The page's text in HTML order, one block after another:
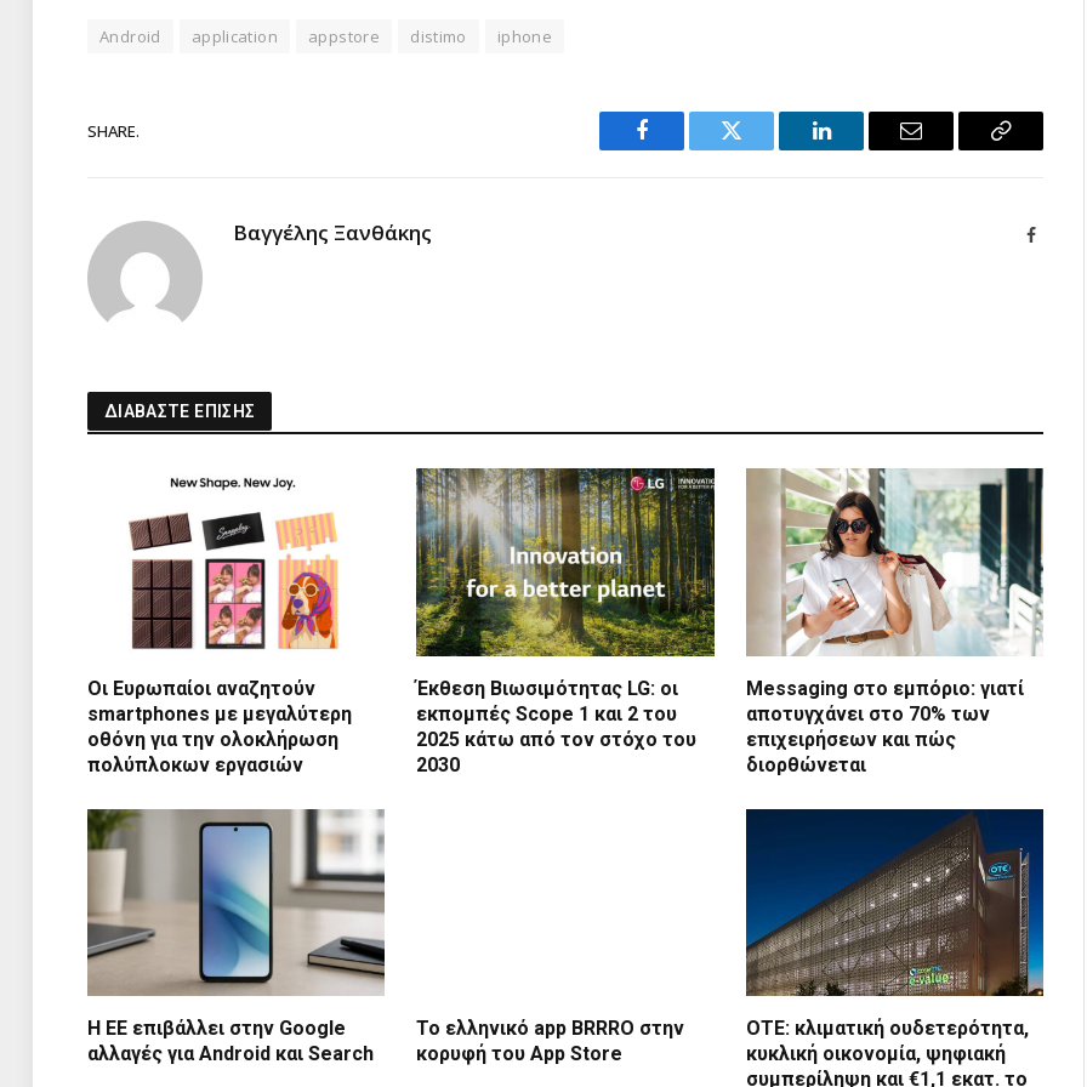
Android application appstore distimo iphone
SHARE.
Facebook Twitter LinkedIn Email
Copy
Βαγγέλης Ξανθάκης
ΔΙΑΒΑΣΤΕ ΕΠΙΣΗΣ
Οι Ευρωπαίοι αναζητούν
smartphones με μεγαλύτερη
οθόνη για την ολοκλήρωση
πολύπλοκων εργασιών
Έκθεση Βιωσιμότητας LG: οι
εκπομπές Scope 1 και 2 του
2025 κάτω από τον στόχο του
2030
Messaging στο εμπόριο: γιατί
αποτυγχάνει στο 70% των
επιχειρήσεων και πώς
διορθώνεται
Η ΕΕ επιβάλλει στην Google
αλλαγές για Android και Search
Το ελληνικό app BRRRO στην
κορυφή του App Store
ΟΤΕ: κλιματική ουδετερότητα,
κυκλική οικονομία, ψηφιακή
συμπερίληψη και €1,1 εκατ. το